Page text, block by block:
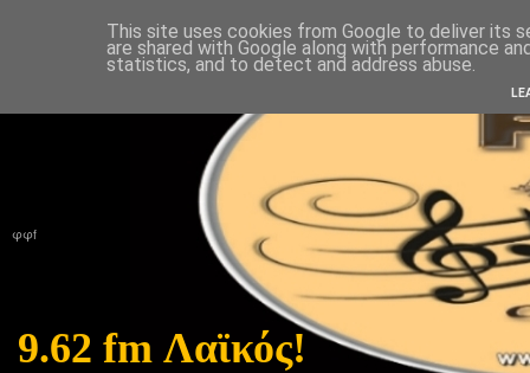
ΠΟΙΟΙ ΕΜΑΣΤΕ ΑΝΑΜΕΤΑΔΟΤΕΣ ΕΠΙΚΟΙΝΩΝΙΑ
φφf
9.62 fm Λαϊκός!
This site uses cookies from Google to deliver its
are shared with Google along with performance
statistics, and to detect and address abuse.